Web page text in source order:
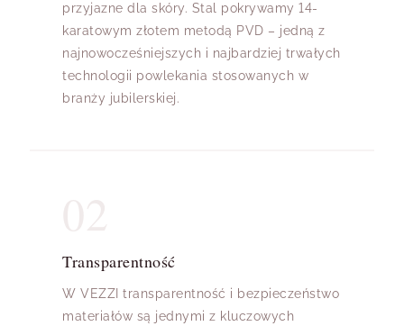
przyjazne dla skóry. Stal pokrywamy 14-
karatowym złotem metodą PVD – jedną z
najnowocześniejszych i najbardziej trwałych
technologii powlekania stosowanych w
branży jubilerskiej.
Transparentność
W VEZZI transparentność i bezpieczeństwo
materiałów są jednymi z kluczowych